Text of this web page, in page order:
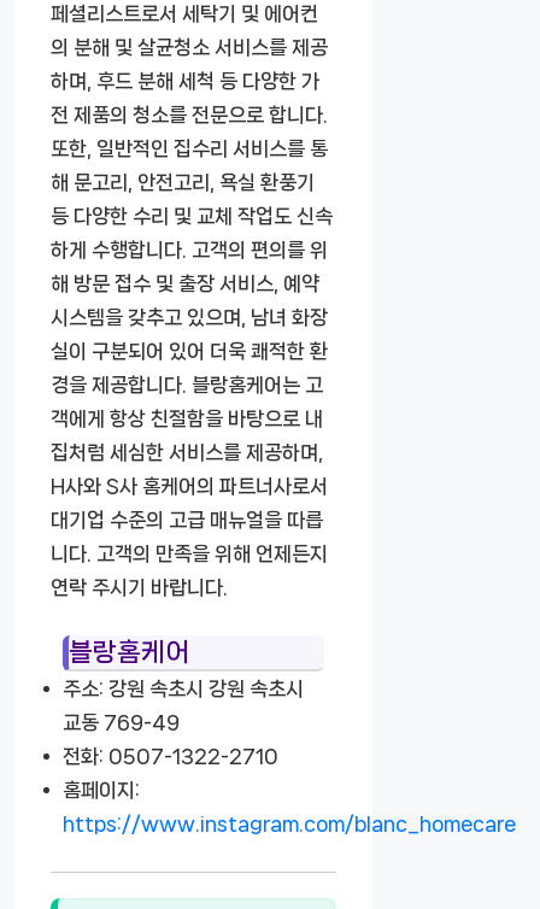
페셜리스트로서 세탁기 및 에어컨
의 분해 및 살균청소 서비스를 제공
하며, 후드 분해 세척 등 다양한 가
전 제품의 청소를 전문으로 합니다.
또한, 일반적인 집수리 서비스를 통
해 문고리, 안전고리, 욕실 환풍기
등 다양한 수리 및 교체 작업도 신속
하게 수행합니다. 고객의 편의를 위
해 방문 접수 및 출장 서비스, 예약
시스템을 갖추고 있으며, 남녀 화장
실이 구분되어 있어 더욱 쾌적한 환
경을 제공합니다. 블랑홈케어는 고
객에게 항상 친절함을 바탕으로 내
집처럼 세심한 서비스를 제공하며,
H사와 S사 홈케어의 파트너사로서
대기업 수준의 고급 매뉴얼을 따릅
니다. 고객의 만족을 위해 언제든지
연락 주시기 바랍니다.
블랑홈케어
주소: 강원 속초시 강원 속초시
교동 769-49
전화: 0507-1322-2710
홈페이지:
https://www.instagram.com/blanc_homecare